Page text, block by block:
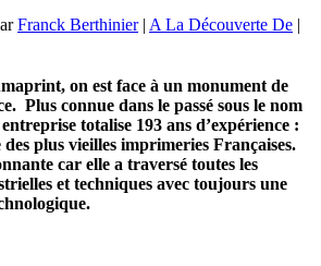
Franck Berthinier| A La Découverte De |
on est face à un monument de
Plus connue dans le passé sous le nom
totalise 193 ans d’expérience :
plus vieilles imprimeries Françaises.
car elle a traversé toutes les
et techniques avec toujours une